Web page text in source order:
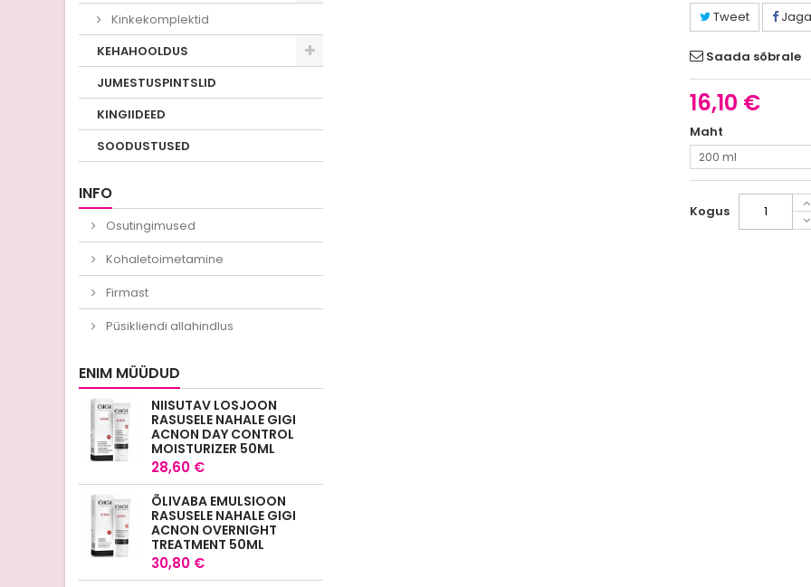
Kinkekomplektid
KEHAHOOLDUS
JUMESTUSPINTSLID
KINGIIDEED
SOODUSTUSED
INFO
Osutingimused
Kohaletoimetamine
Firmast
Püsikliendi allahindlus
ENIM MÜÜDUD
NIISUTAV LOSJOON
RASUSELE NAHALE GIGI
ACNON DAY CONTROL
MOISTURIZER 50ML
28,60 €
ÕLIVABA EMULSIOON
RASUSELE NAHALE GIGI
ACNON OVERNIGHT
TREATMENT 50ML
30,80 €
Tweet Jaga
Saada sõbrale
16,10 €
Maht
200 ml
Kogus